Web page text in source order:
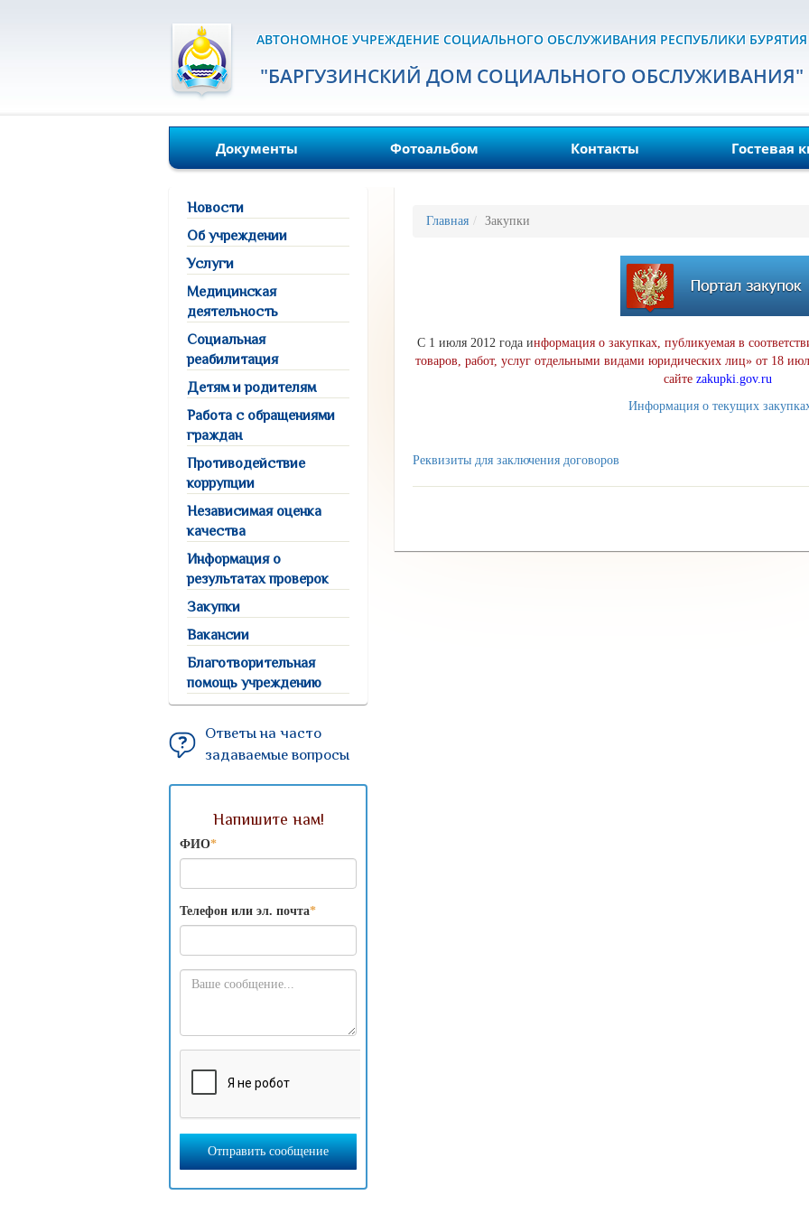
АВТОНОМНОЕ УЧРЕЖДЕНИЕ СОЦИАЛЬНОГО ОБСЛУЖИВАНИЯ РЕСПУБЛИКИ БУРЯТИЯ
"БАРГУЗИНСКИЙ ДОМ СОЦИАЛЬНОГО ОБСЛУЖИВАНИЯ"
Документы Фотоальбом Контакты Гостевая
Новости
Об учреждении
Услуги
Медицинская
деятельность
Социальная
реабилитация
Детям и родителям
Работа с обращениями
граждан
Противодействие
коррупции
Независимая оценка
качества
Информация о
результатах проверок
Закупки
Вакансии
Благотворительная
помощь учреждению
Ответы на часто
задаваемые вопросы
Напишите нам!
ФИО*
Телефон или эл. почта*
Отправить сообщение
Главная Закупки
С 1 июля 2012 года информация о закупках, публикуемая в
товаров, работ, услуг отдельными видами юридических лиц» от 18
сайте zakupki.gov.ru
Информация о текущих
Реквизиты для заключения договоров